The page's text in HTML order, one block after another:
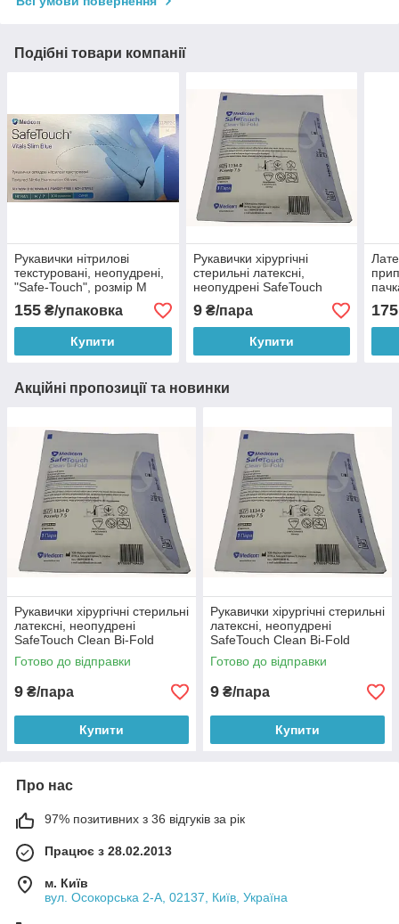
Подібні товари компанії
Рукавички нітрилові
текстуровані, неопудрені,
"Safe-Touch", розмір М
155 ₴/упаковка
Купити
Рукавички хірургічні
стерильні латексні,
неопудрені SafeTouch
Clean Bi-Fold Medicom
пара, розмір 6.0 (XS)
9₴/пара
Купити
175
Акційні пропозиції та новинки
Рукавички хірургічні стерильні
латексні, неопудрені
SafeTouch Clean Bi-Fold
Medicom пара, розмір 6.0
(XS)
Готово до відправки
9 ₴/пара
Купити
Рукавички хірургічні стерильні
латексні, неопудрені
SafeTouch Clean Bi-Fold
Medicom пара, розмір 6.5 (S)
Готово до відправки
9 ₴/пара
Купити
Про нас
97% позитивних з 36 відгуків за рік
Працює з 28.02.2013
м. Київ
вул. Осокорська 2-А, 02137, Київ, Україна